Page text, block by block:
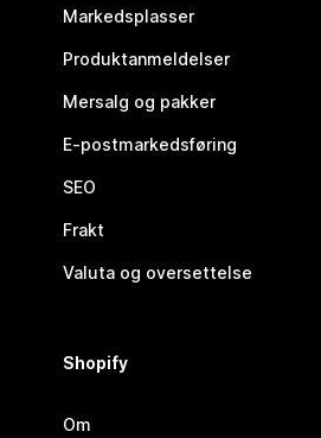
Markedsplasser
Produktanmeldelser
Mersalg og pakker
E-postmarkedsføring
SEO
Frakt
Valuta og oversettelse
Shopify
Om